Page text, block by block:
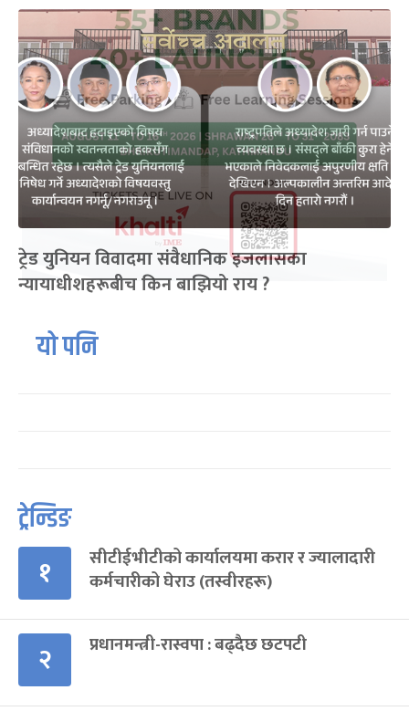
ट्रेड युनियन विवादमा संवैधानिक इजलासका
न्यायाधीशहरूबीच किन बाझियो राय ?
यो पनि
ट्रेन्डिङ
१
सीटीईभीटीको कार्यालयमा करार र ज्यालादारी
कर्मचारीको घेराउ (तस्वीरहरू)
२ प्रधानमन्त्री-रास्वपा : बढ्दैछ छटपटी